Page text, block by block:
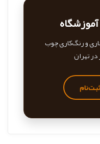
و رنگ‌کاری چوب
در تهران